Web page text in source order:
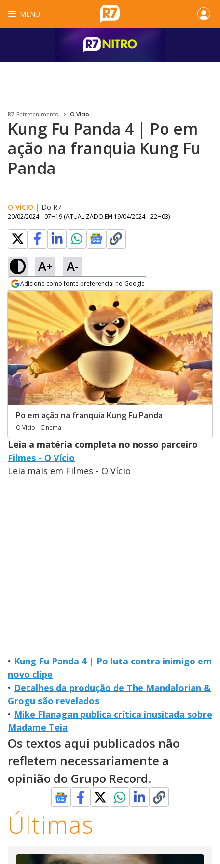
MENU
R7 Entretenimento O Vício
Kung Fu Panda 4 | Po em
ação na franquia Kung Fu
Panda
O VÍCIO | Do R7
20/02/2024 - 07H19 (ATUALIZADO EM 19/04/2024 - 22H03)
A+ A-
Adicione como fonte preferencial no Google
Opens in new window
Po em ação na franquia Kung Fu Panda
O Vício - Cinema
Leia a matéria completa no nosso parceiro
Filmes - O Vício
Leia mais em Filmes - O Vício
• Kung Fu Panda 4 | Po luta contra inimigo em
novo clipe
• Detalhes da produção de The Mandalorian &
Grogu são revelados
• Mike Flanagan publica crítica inusitada sobre
Madame Teia
Os textos aqui publicados não
refletem necessariamente a
opinião do Grupo Record.
Últimas